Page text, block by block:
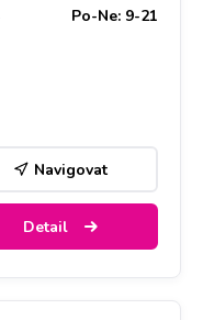
Po-Ne: 9-21
Navigovat
Detail